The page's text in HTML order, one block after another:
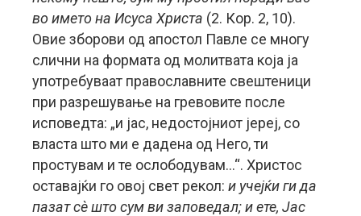
во името на Исуса Христа (2. Кор. 2, 10).
Овие зборови од апостол Павле се многу
слични на формата од молитвата која ја
употребуваат православните свештеници
при разрешување на гревовите после
исповедта: „и јас, недостојниот јереј, со
власта што ми е дадена од Него, ти
простувам и те ослободувам…“. Христос
оставајќи го овој свет рекол: и учејќи ги да
пазат сè што сум ви заповедал; и ете, Јас